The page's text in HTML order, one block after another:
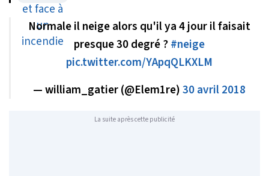
Normale il neige alors qu'il ya 4 jour il faisait
presque 30 degré ?#neige
pic.twitter.com/YApqQLKXLM
— william_gatier (@Elem1re)30 avril 2018
La suite après cette publicité